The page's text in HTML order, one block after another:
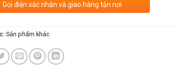
Gọi điện xác nhận và giao hàng tận nơi
Sản phẩm khác